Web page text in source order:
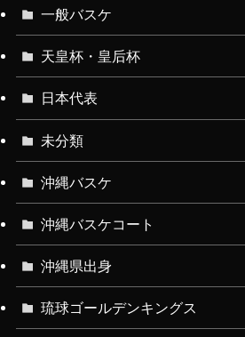
一般バスケ
天皇杯・皇后杯
日本代表
未分類
沖縄バスケ
沖縄バスケコート
沖縄県出身
琉球ゴールデンキングス